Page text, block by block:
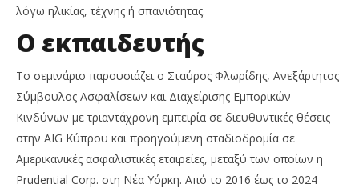
λόγω ηλικίας, τέχνης ή σπανιότητας.
Ο εκπαιδευτής
Το σεμινάριο παρουσιάζει ο Σταύρος Φλωρίδης, Ανεξάρτητος
Σύμβουλος Ασφαλίσεων και Διαχείρισης Εμπορικών
Κινδύνων με τριαντάχρονη εμπειρία σε διευθυντικές θέσεις
στην AIG Κύπρου και προηγούμενη σταδιοδρομία σε
Αμερικανικές ασφαλιστικές εταιρείες, μεταξύ των οποίων η
Prudential Corp. στη Νέα Υόρκη. Από το 2016 έως το 2024